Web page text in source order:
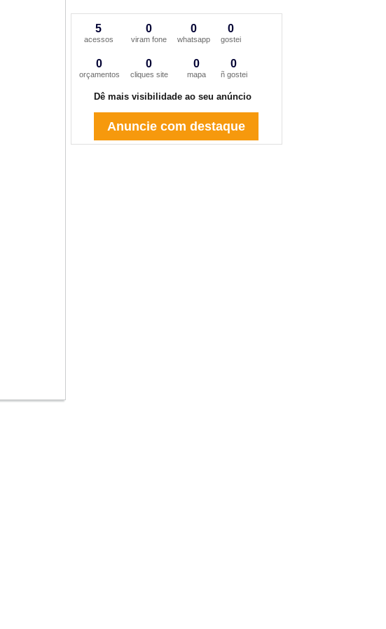
5
acessos
0
viram fone
0
whatsapp
0
gostei
0
orçamentos
0
cliques site
0
mapa
0
ñ gostei
Dê mais visibilidade ao seu anúncio
Anuncie com destaque